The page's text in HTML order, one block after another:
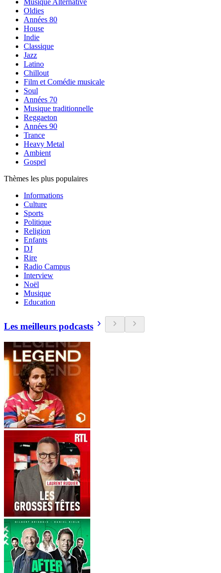
Musique Alternative
Oldies
Années 80
House
Indie
Classique
Jazz
Latino
Chillout
Film et Comédie musicale
Soul
Années 70
Musique traditionnelle
Reggaeton
Années 90
Trance
Heavy Metal
Ambient
Gospel
Thèmes les plus populaires
Informations
Culture
Sports
Politique
Religion
Enfants
DJ
Rire
Radio Campus
Interview
Noël
Musique
Education
Les meilleurs podcasts